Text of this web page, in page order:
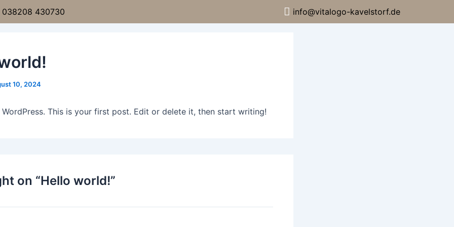
038208 430730 info@vitalogo-kavelstorf.de
10, 2024
This is your first post. Edit or delete it, then start writing!
on “Hello world!”